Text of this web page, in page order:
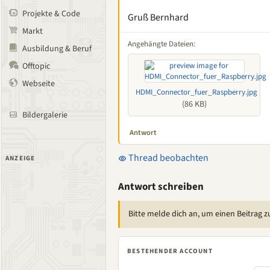
Projekte & Code
Markt
Ausbildung & Beruf
Offtopic
Webseite
Bildergalerie
ANZEIGE
Gruß Bernhard
Angehängte Dateien:
HDMI_Connector_fuer_Raspberry.jpg
(86 KB)
Antwort
Thread beobachten
Antwort schreiben
Bitte melde dich an, um einen Beitrag
BESTEHENDER ACCOUNT